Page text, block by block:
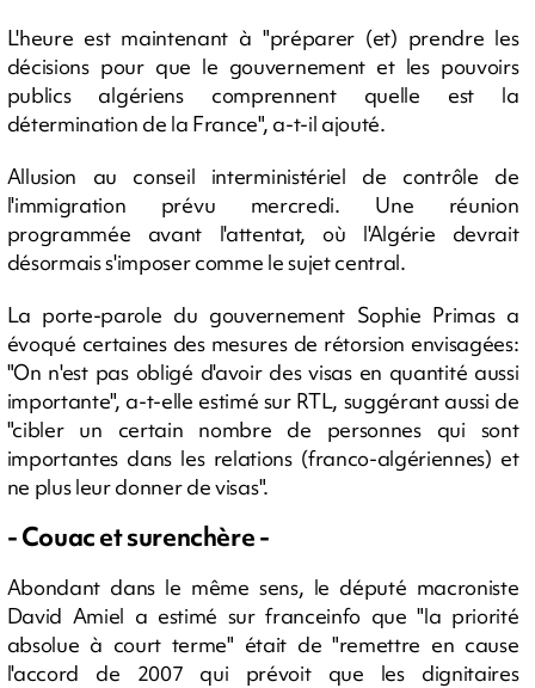
L'heure est maintenant à "préparer (et) prendre les
décisions pour que le gouvernement et les pouvoirs
publics algériens comprennent quelle est la
détermination de la France", a-t-il ajouté.
Allusion au conseil interministériel de contrôle de
l'immigration prévu mercredi. Une réunion
programmée avant l'attentat, où l'Algérie devrait
désormais s'imposer comme le sujet central.
La porte-parole du gouvernement Sophie Primas a
évoqué certaines des mesures de rétorsion envisagées:
"On n'est pas obligé d'avoir des visas en quantité aussi
importante", a-t-elle estimé sur RTL, suggérant aussi de
"cibler un certain nombre de personnes qui sont
importantes dans les relations (franco-algériennes) et
ne plus leur donner de visas".
- Couac et surenchère -
Abondant dans le même sens, le député macroniste
David Amiel a estimé sur franceinfo que "la priorité
absolue à court terme" était de "remettre en cause
l'accord de 2007 qui prévoit que les dignitaires